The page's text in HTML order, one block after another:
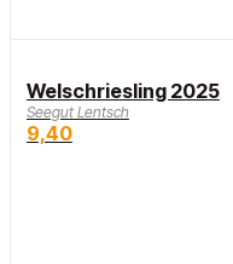
Welschriesling 2025
Seegut Lentsch
9,40